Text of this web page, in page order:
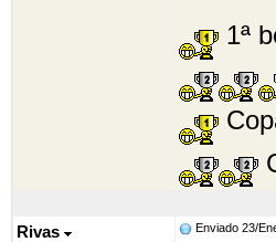
1ª
Rivas Enviado 23/